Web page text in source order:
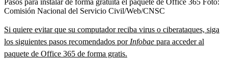
Comisión Nacional del Servicio Civil/Web/CNSC
Si quiere evitar que su computador reciba virus o ciberataques, siga
los siguientes pasos recomendados por Infobae para acceder al
paquete de Office 365 de forma gratis.